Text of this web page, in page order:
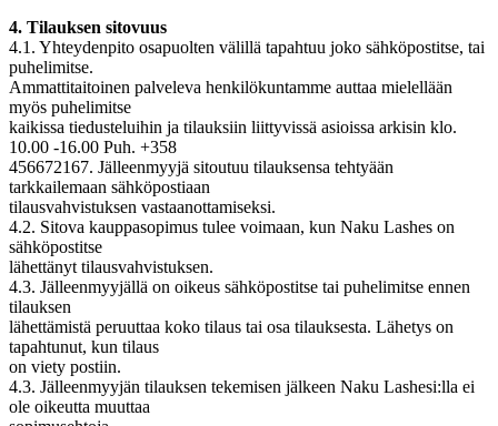
4. Tilauksen sitovuus
4.1. Yhteydenpito osapuolten välillä tapahtuu joko sähköpostitse, tai
puhelimitse.
Ammattitaitoinen palveleva henkilökuntamme auttaa mielellään
myös puhelimitse
kaikissa tiedusteluihin ja tilauksiin liittyvissä asioissa arkisin klo.
10.00 -16.00 Puh. +358
456672167. Jälleenmyyjä sitoutuu tilauksensa tehtyään
tarkkailemaan sähköpostiaan
tilausvahvistuksen vastaanottamiseksi.
4.2. Sitova kauppasopimus tulee voimaan, kun Naku Lashes on
sähköpostitse
lähettänyt tilausvahvistuksen.
4.3. Jälleenmyyjällä on oikeus sähköpostitse tai puhelimitse ennen
tilauksen
lähettämistä peruuttaa koko tilaus tai osa tilauksesta. Lähetys on
tapahtunut, kun tilaus
on viety postiin.
4.3. Jälleenmyyjän tilauksen tekemisen jälkeen Naku Lashesi:lla ei
ole oikeutta muuttaa